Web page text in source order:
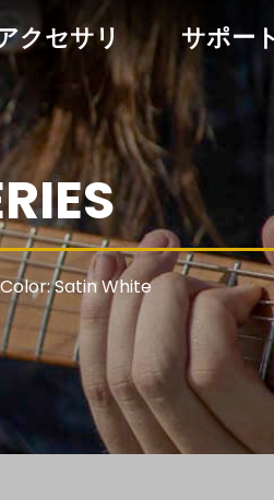
クセサリ サポー
Satin White